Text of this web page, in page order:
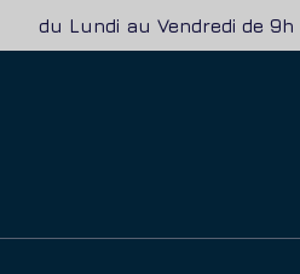
du Lundi au Vendredi de 9h